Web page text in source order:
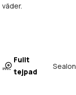
väder.
Fullt
tejpad
Sealon